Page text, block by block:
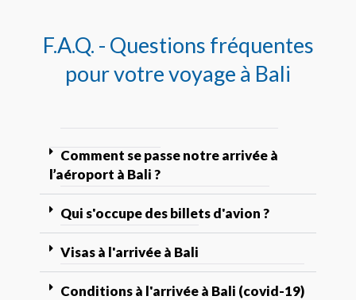
F.A.Q. - Questions fréquentes
pour votre voyage à Bali
Comment se passe notre arrivée à
l’aéroport à Bali ?
Qui s'occupe des billets d'avion ?
Visas à l'arrivée à Bali
Conditions à l'arrivée à Bali (covid-19)